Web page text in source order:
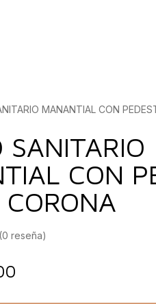
MANANTIAL CON
SANITARIO
CON
CORONA
(0 reseña)